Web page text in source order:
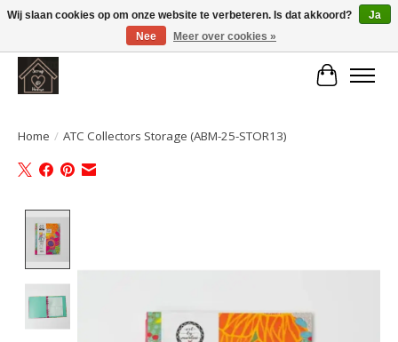
Large selection of products and fast shipping!
Home / ATC Collectors Storage (ABM-25-STOR13)
Wij slaan cookies op om onze website te verbeteren. Is dat akkoord?
Ja
Nee
Meer over cookies »